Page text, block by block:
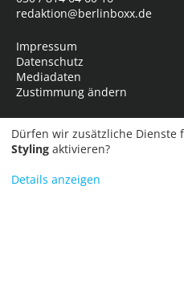
redaktion@berlinboxx.de
Impressum
Datenschutz
Mediadaten
Zustimmung ändern
Dürfen wir zusätzliche Dienste
Styling aktivieren?
Details anzeigen